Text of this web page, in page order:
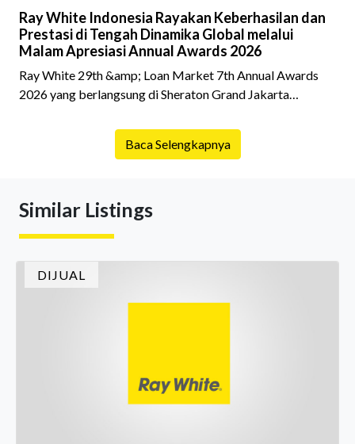
Ray White Indonesia Rayakan Keberhasilan dan
Prestasi di Tengah Dinamika Global melalui
Malam Apresiasi Annual Awards 2026
Ray White 29th &amp; Loan Market 7th Annual Awards
2026 yang berlangsung di Sheraton Grand Jakarta
istimewa bagi para pelaku industri properti dan keuangan.
Lebih dari 400 marketing executives dan principals
menghidupkan suasana, acara ini dihadiri oleh Country
Baca Selengkapnya
Similar Listings
DIJUAL